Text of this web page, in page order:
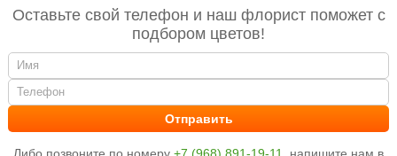
Оставьте свой телефон и наш флорист поможет с
подбором цветов!
Либо позвоните по номеру +7 (968) 891-19-11
, напишите нам в